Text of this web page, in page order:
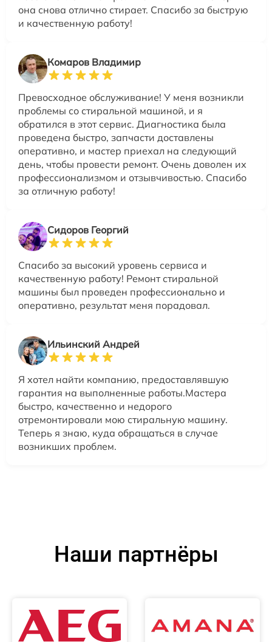
она снова отлично стирает. Спасибо за быструю
и качественную работу!
Комаров Владимир
Превосходное обслуживание! У меня возникли
проблемы со стиральной машиной, и я
обратился в этот сервис. Диагностика была
проведена быстро, запчасти доставлены
оперативно, и мастер приехал на следующий
день, чтобы провести ремонт. Очень доволен их
профессионализмом и отзывчивостью. Спасибо
за отличную работу!
Сидоров Георгий
Спасибо за высокий уровень сервиса и
качественную работу! Ремонт стиральной
машины был проведен профессионально и
оперативно, результат меня порадовал.
Ильинский Андрей
Я хотел найти компанию, предоставлявшую
гарантия на выполненные работы.Мастера
быстро, качественно и недорого
отремонтировали мою стиральную машину.
Теперь я знаю, куда обращаться в случае
возникших проблем.
Наши партнёры